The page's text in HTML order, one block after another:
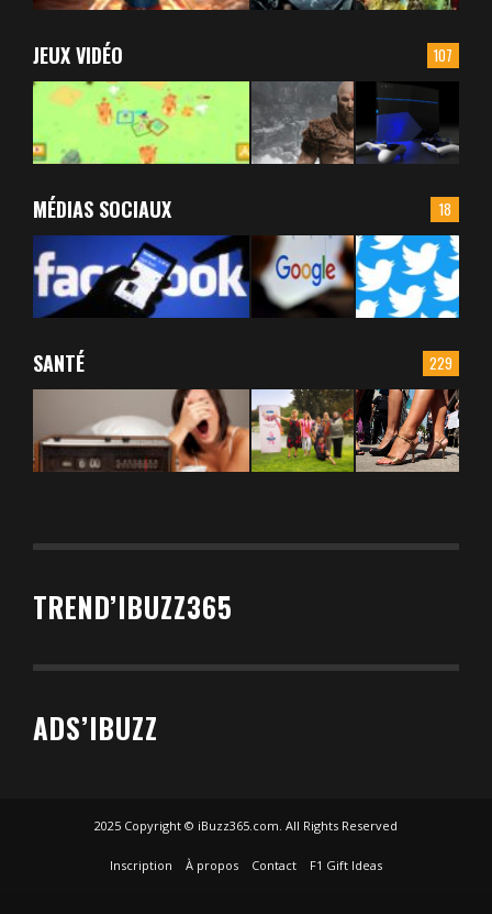
107
JEUX VIDÉO
18
MÉDIAS SOCIAUX
229
SANTÉ
TREND’IBUZZ365
ADS’IBUZZ
2025 Copyright © iBuzz365.com. All Rights Reserved
Inscription À propos Contact F1 Gift Ideas